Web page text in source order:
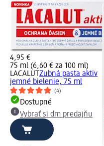
4,95 €
75 ml (6,60 € za 100 ml)
LACALUT Zubná pasta aktiv
jemné bielenie, 75 ml
(4)
Dostupné
Vybrať si dm predajňu